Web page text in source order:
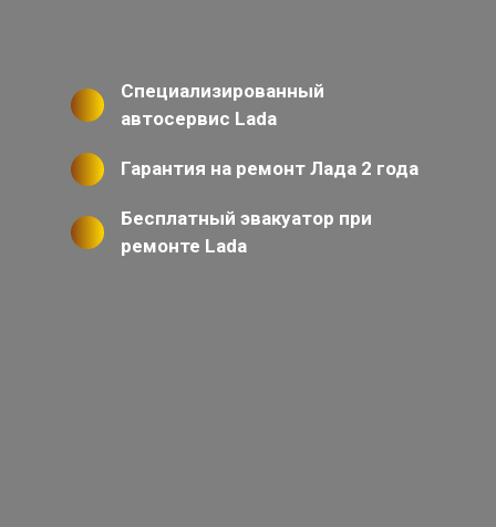
Специализированный
автосервис Lada
Гарантия на ремонт Лада 2 года
Бесплатный эвакуатор при
ремонте Lada